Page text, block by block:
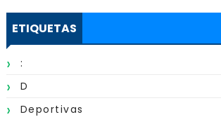
ETIQUETAS
:
D
Deportivas